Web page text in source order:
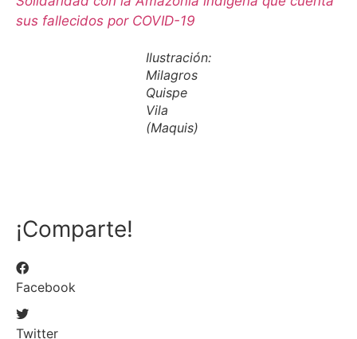
sus fallecidos por COVID-19
Ilustración:
Milagros
Quispe
Vila
(Maquis)
¡Comparte!
Facebook
Twitter